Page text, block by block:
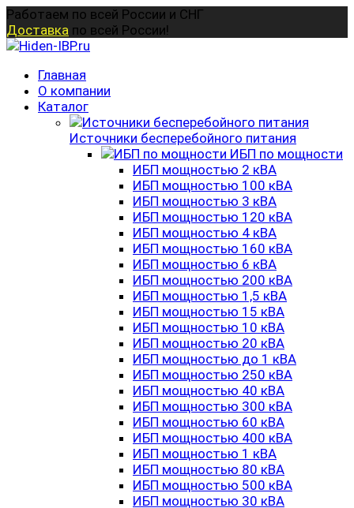
Перейти
к
содержанию
Работаем по всей России и СНГ
Доставка по всей России!
Главная
О компании
Каталог
Источники бесперебойного питания
ИБП по мощности
ИБП мощностью 2 кВА
ИБП мощностью 100 кВА
ИБП мощностью 3 кВА
ИБП мощностью 120 кВА
ИБП мощностью 4 кВА
ИБП мощностью 160 кВА
ИБП мощностью 6 кВА
ИБП мощностью 200 кВА
ИБП мощностью 1,5 кВА
ИБП мощностью 15 кВА
ИБП мощностью 10 кВА
ИБП мощностью 20 кВА
ИБП мощностью до 1 кВА
ИБП мощностью 250 кВА
ИБП мощностью 40 кВА
ИБП мощностью 300 кВА
ИБП мощностью 60 кВА
ИБП мощностью 400 кВА
ИБП мощностью 1 кВА
ИБП мощностью 80 кВА
ИБП мощностью 500 кВА
ИБП мощностью 30 кВА